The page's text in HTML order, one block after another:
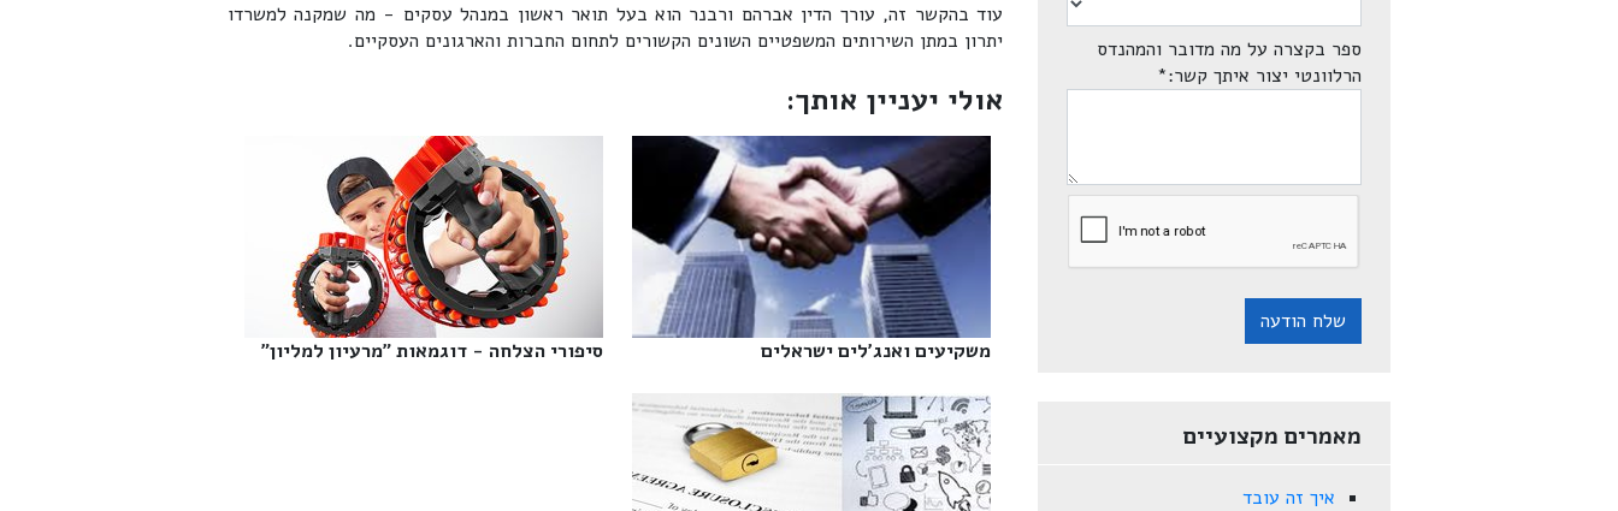
עוד בהקשר זה, עורך הדין אברהם ורבנר הוא בעל תואר ראשון במנהל עסקים - מה שמקנה למשרדו
יתרון במתן השירותים המשפטיים השונים הקשורים לתחום החברות והארגונים העסקיים.
אולי יעניין אותך:
משקיעים ואנג'לים ישראלים‎ סיפורי הצלחה - דוגמאות "מרעיון למליון"‎
ספר בקצרה על מה מדובר והמהנדס
הרלוונטי יצור איתך קשר:*
שלח הודעה
מאמרים מקצועיים
איך זה עובד